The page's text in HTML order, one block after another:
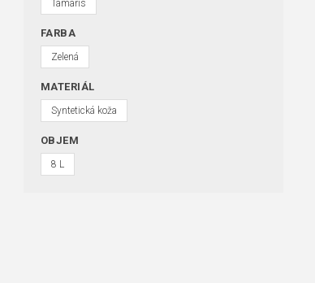
Tamaris
FARBA
Zelená
MATERIÁL
Syntetická koža
OBJEM
8 L